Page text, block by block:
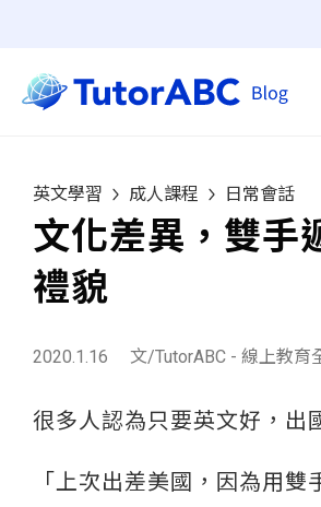
英文學習 成人課程 日常會話
文化差異，雙
禮貌
2020.1.16 文/TutorABC - 線上教育
很多人認為只要英文好，出
「上次出差美國，因為用